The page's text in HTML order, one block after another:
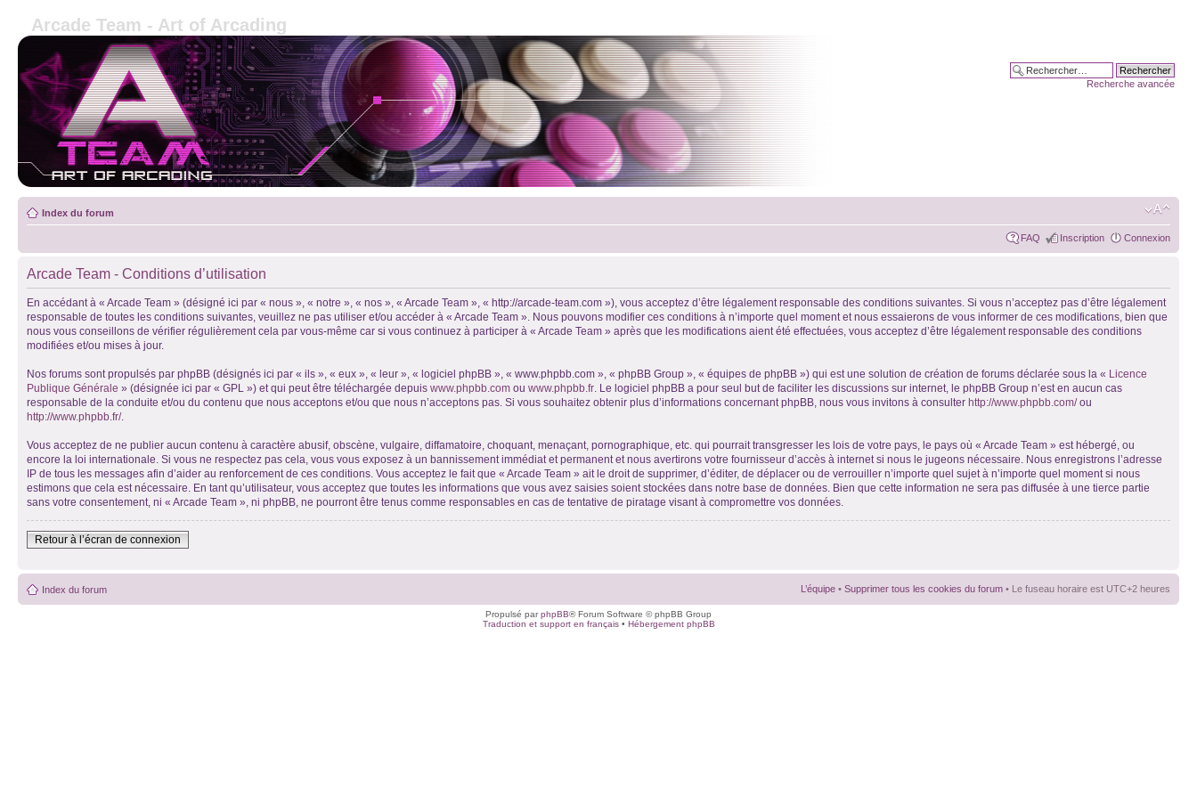
Arcade Team - Art of Arcading
Recherche avancée
Index du forum
FAQ Inscription Connexion
Arcade Team - Conditions d’utilisation
En accédant à « Arcade Team » (désigné ici par « nous », « notre », « nos », « Arcade Team », « http://arcade-team.com »), vous acceptez d’être légalement responsable des conditions suivantes. Si vous n’acceptez pas d’être légalement
responsable de toutes les conditions suivantes, veuillez ne pas utiliser et/ou accéder à « Arcade Team ». Nous pouvons modifier ces conditions à n’importe quel moment et nous essaierons de vous informer de ces modifications, bien que
nous vous conseillons de vérifier régulièrement cela par vous-même car si vous continuez à participer à « Arcade Team » après que les modifications aient été effectuées, vous acceptez d’être légalement responsable des conditions
modifiées et/ou mises à jour.
Nos forums sont propulsés par phpBB (désignés ici par « ils », « eux », « leur », « logiciel phpBB », « www.phpbb.com », « phpBB Group », « équipes de phpBB ») qui est une solution de création de forums déclarée sous la « Licence
Publique Générale » (désignée ici par « GPL ») et qui peut être téléchargée depuis www.phpbb.com ou www.phpbb.fr. Le logiciel phpBB a pour seul but de faciliter les discussions sur internet, le phpBB Group n’est en aucun cas
responsable de la conduite et/ou du contenu que nous acceptons et/ou que nous n’acceptons pas. Si vous souhaitez obtenir plus d’informations concernant phpBB, nous vous invitons à consulter http://www.phpbb.com/ou
http://www.phpbb.fr/.
Vous acceptez de ne publier aucun contenu à caractère abusif, obscène, vulgaire, diffamatoire, choquant, menaçant, pornographique, etc. qui pourrait transgresser les lois de votre pays, le pays où « Arcade Team » est hébergé, ou
encore la loi internationale. Si vous ne respectez pas cela, vous vous exposez à un bannissement immédiat et permanent et nous avertirons votre fournisseur d’accès à internet si nous le jugeons nécessaire. Nous enregistrons l’adresse
IP de tous les messages afin d’aider au renforcement de ces conditions. Vous acceptez le fait que « Arcade Team » ait le droit de supprimer, d’éditer, de déplacer ou de verrouiller n’importe quel sujet à n’importe quel moment si nous
estimons que cela est nécessaire. En tant qu’utilisateur, vous acceptez que toutes les informations que vous avez saisies soient stockées dans notre base de données. Bien que cette information ne sera pas diffusée à une tierce partie
sans votre consentement, ni « Arcade Team », ni phpBB, ne pourront être tenus comme responsables en cas de tentative de piratage visant à compromettre vos données.
Retour à l’écran de connexion
Index du forum L’équipe • Supprimer tous les cookies du forum • Le fuseau horaire est UTC+2 heures
Propulsé parphpBB® Forum Software © phpBB Group
Traduction et support en français• Hébergement phpBB